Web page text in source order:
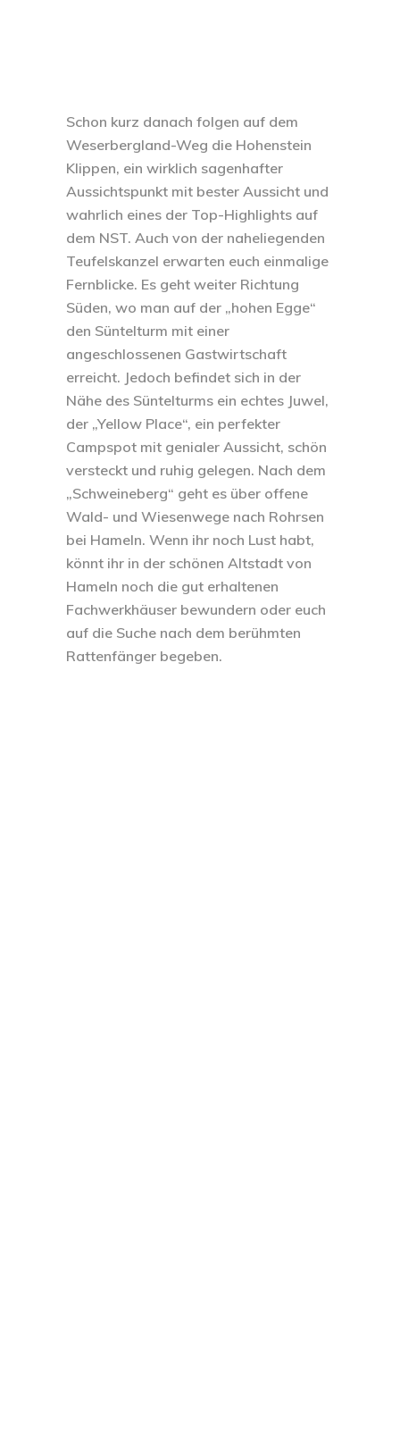
Schon kurz danach folgen auf dem
Weserbergland-Weg die Hohenstein
Klippen, ein wirklich sagenhafter
Aussichtspunkt mit bester Aussicht und
wahrlich eines der Top-Highlights auf
dem NST. Auch von der naheliegenden
Teufelskanzel erwarten euch einmalige
Fernblicke. Es geht weiter Richtung
Süden, wo man auf der „hohen Egge“
den Süntelturm mit einer
angeschlossenen Gastwirtschaft
erreicht. Jedoch befindet sich in der
Nähe des Süntelturms ein echtes Juwel,
der „Yellow Place“, ein perfekter
Campspot mit genialer Aussicht, schön
versteckt und ruhig gelegen. Nach dem
„Schweineberg“ geht es über offene
Wald- und Wiesenwege nach Rohrsen
bei Hameln. Wenn ihr noch Lust habt,
könnt ihr in der schönen Altstadt von
Hameln noch die gut erhaltenen
Fachwerkhäuser bewundern oder euch
auf die Suche nach dem berühmten
Rattenfänger begeben.